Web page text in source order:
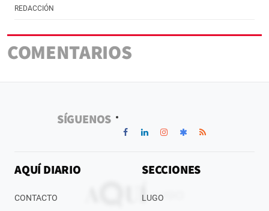
REDACCIÓN
COMENTARIOS
SÍGUENOS
AQUÍ DIARIO
CONTACTO
SECCIONES
LUGO